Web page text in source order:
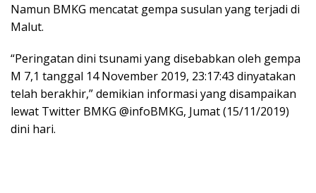
Namun BMKG mencatat gempa susulan yang terjadi di
Malut.
“Peringatan dini tsunami yang disebabkan oleh gempa
M 7,1 tanggal 14 November 2019, 23:17:43 dinyatakan
telah berakhir,” demikian informasi yang disampaikan
lewat Twitter BMKG @infoBMKG, Jumat (15/11/2019)
dini hari.